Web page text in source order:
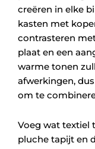
creëren in elke
kasten met
contrasteren
plaat en een
warme tonen
afwerkingen,
om te
Voeg wat textiel
pluche tapijt en